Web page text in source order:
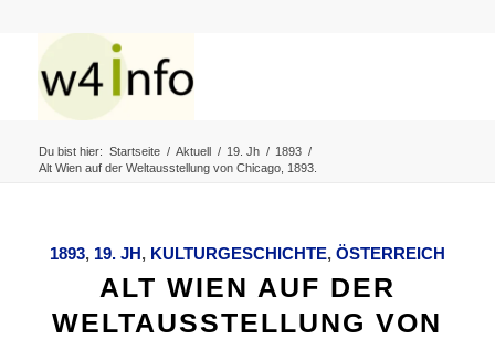
Du bist hier: Startseite / Aktuell / 19. Jh / 1893 /
Alt Wien auf der Weltausstellung von Chicago, 1893.
1893, 19. JH, KULTURGESCHICHTE, ÖSTERREICH
ALT WIEN AUF DER
WELTAUSSTELLUNG VON